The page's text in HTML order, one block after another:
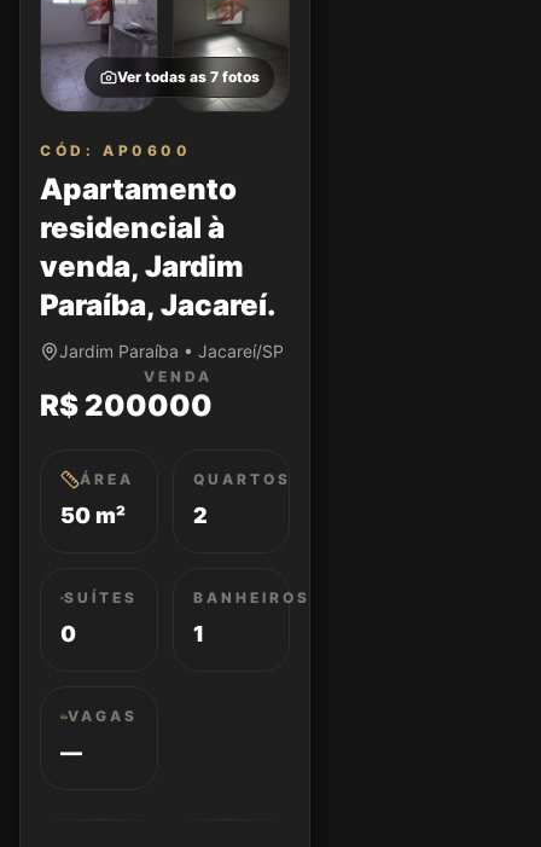
Ver todas as 7 fotos
CÓD: AP0600
Apartamento
residencial à
venda, Jardim
Paraíba, Jacareí.
Jardim Paraíba • Jacareí/SP
VENDA
R$ 200000
ÁREA
50 m²
QUARTOS
2
SUÍTES
0
BANHEIROS
1
VAGAS
—